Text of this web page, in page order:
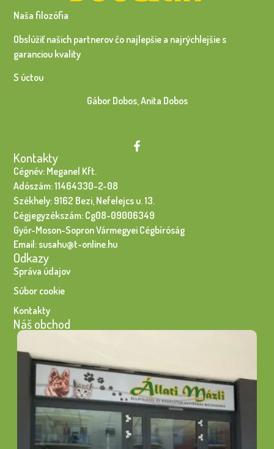
Naša filozófia
Obslúžiť našich partnerov čo najlepšie a najrýchlejšie s
garanciou kvality
S úctou
Gábor Dobos, Anita Dobos
Kontakty
Cégnév: Meganel Kft.
Adószám: 11464330-2-08
Székhely: 9162 Bezi, Nefelejcs u. 13.
Cégjegyzékszám: Cg08-09006349
Győr-Moson-Sopron Vármegyei Cégbíróság
Email: susahu@t-online.hu
Odkazy
Správa údajov
Súbor cookie
Kontakty
Náš obchod